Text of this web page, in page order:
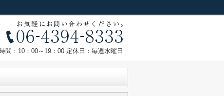
間：10：00～19：00 定休日：毎週水曜日